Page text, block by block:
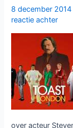
Comedy
Awards
8 december
reactie achter
over acteur